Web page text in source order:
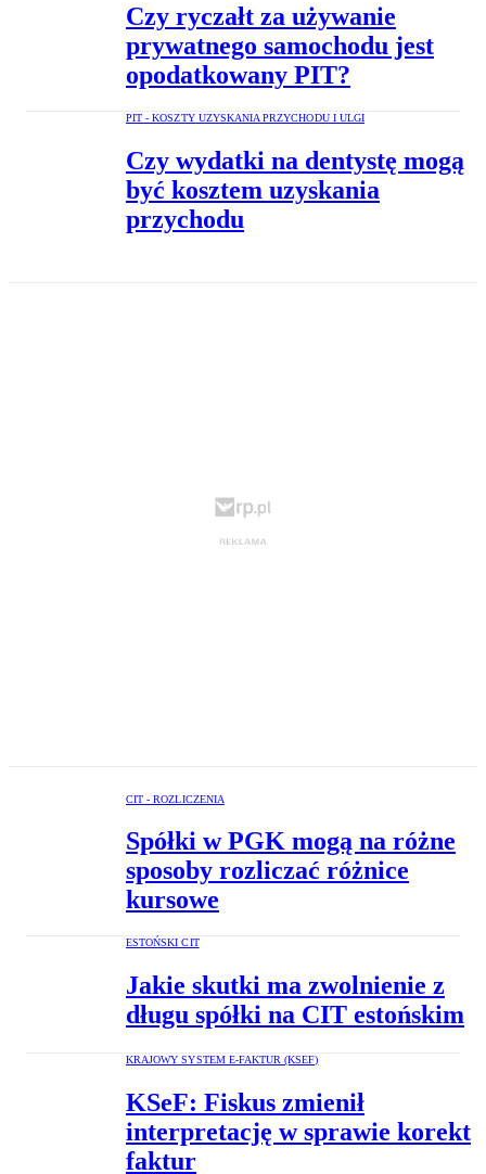
Czy ryczałt za używanie
prywatnego samochodu jest
opodatkowany PIT?
PIT - KOSZTY UZYSKANIA PRZYCHODU I ULGI
Czy wydatki na dentystę mogą
być kosztem uzyskania
przychodu
CIT - ROZLICZENIA
Spółki w PGK mogą na różne
sposoby rozliczać różnice
kursowe
ESTOŃSKI CIT
Jakie skutki ma zwolnienie z
długu spółki na CIT estońskim
KRAJOWY SYSTEM E-FAKTUR (KSEF)
KSeF: Fiskus zmienił
interpretację w sprawie korekt
faktur